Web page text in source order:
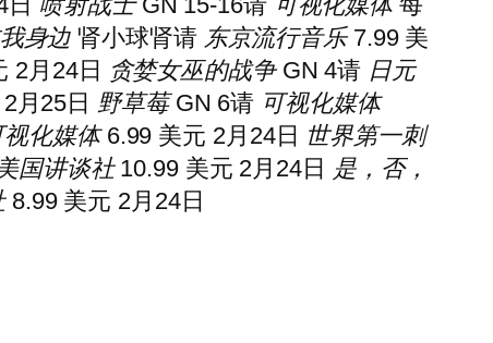
身边 肾小球肾请 东京流行音乐7.99 美
2月24日 贪婪女巫的战争GN 4请 日元
月25日 野草莓GN 6请 可视化媒体
视化媒体6.99 美元 2月24日 世界第一刺
国讲谈社10.99 美元 2月24日 是，否，
8.99 美元 2月24日